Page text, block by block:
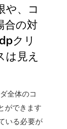
や、コ
合の対
クリ
見え
全体のコ
ができます
いる必要が